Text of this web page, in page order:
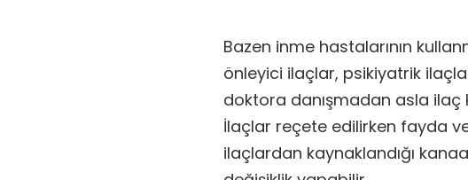
Bazen inme hastalarının
önleyici ilaçlar, psikiyatrik
doktora danışmadan asla ilaç
İlaçlar reçete edilirken fayda
ilaçlardan kaynaklandığı